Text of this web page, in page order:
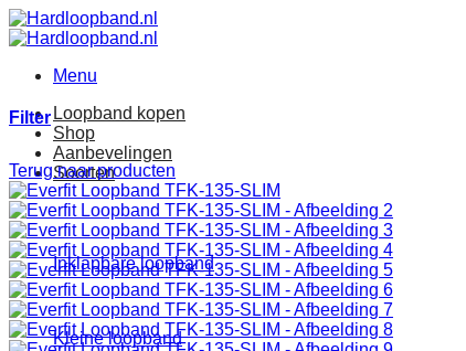
Ga
naar
Menu
Loopband kopen
Shop
Aanbevelingen
Soorten
Inklapbare loopband
Kleine loopband
Filter
Terug naar producten